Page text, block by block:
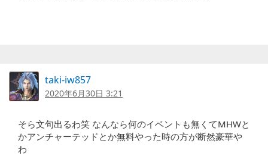
taki-iw857
2020年6月30日 3:21
そら文句出るわ笑 なんなら何のイベントも無くてMHWと
かアンチャーテッドとか無料やった時の方が断然豪華や
わ